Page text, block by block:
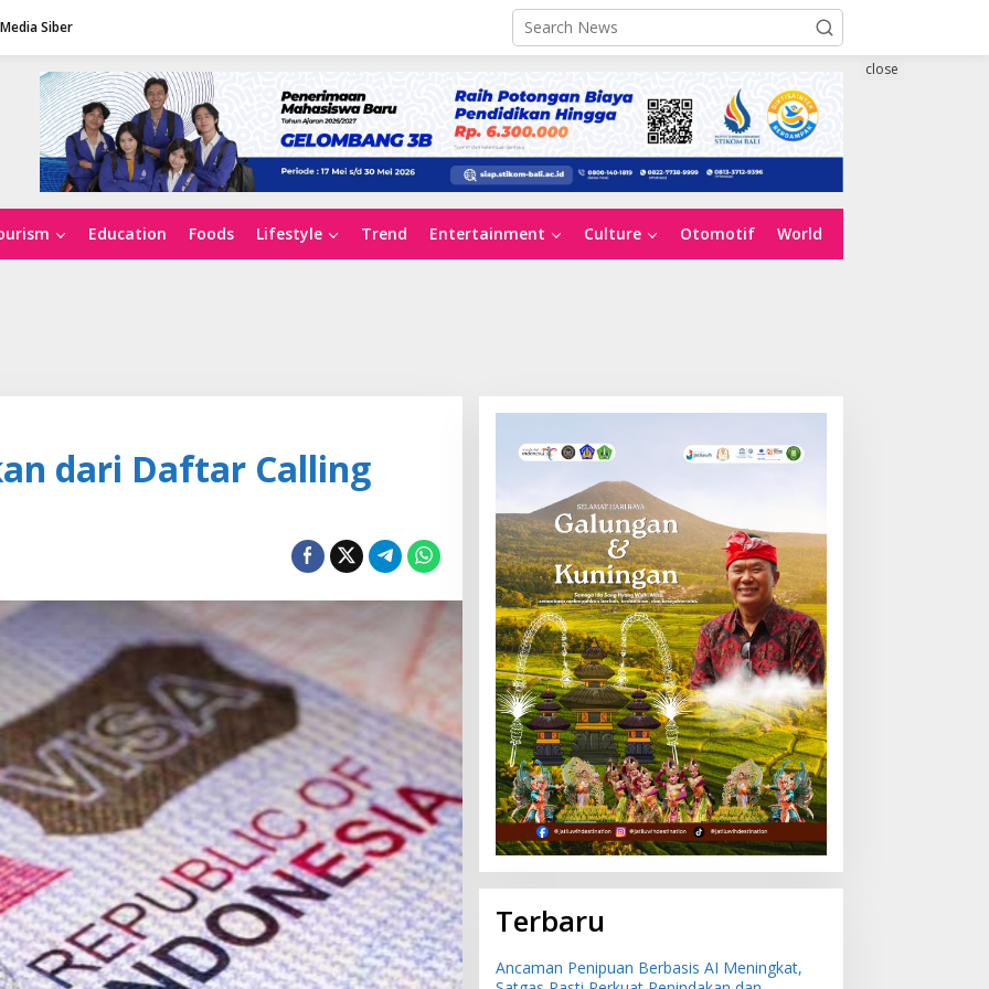
Siber
Education Foods Lifestyle Trend Entertainment Culture Otomotif World
close
dari Daftar Calling
Terbaru
Ancaman Penipuan Berbasis AI Meningkat,